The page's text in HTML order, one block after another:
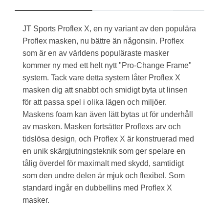
JT Sports Proflex X, en ny variant av den populära
Proflex masken, nu bättre än någonsin. Proflex
som är en av världens populäraste masker
kommer ny med ett helt nytt "Pro-Change Frame"
system. Tack vare detta system låter Proflex X
masken dig att snabbt och smidigt byta ut linsen
för att passa spel i olika lägen och miljöer.
Maskens foam kan även lätt bytas ut för underhåll
av masken. Masken fortsätter Proflexs arv och
tidslösa design, och Proflex X är konstruerad med
en unik skärgjutningsteknik som ger spelare en
tålig överdel för maximalt med skydd, samtidigt
som den undre delen är mjuk och flexibel. Som
standard ingår en dubbellins med Proflex X
masker.